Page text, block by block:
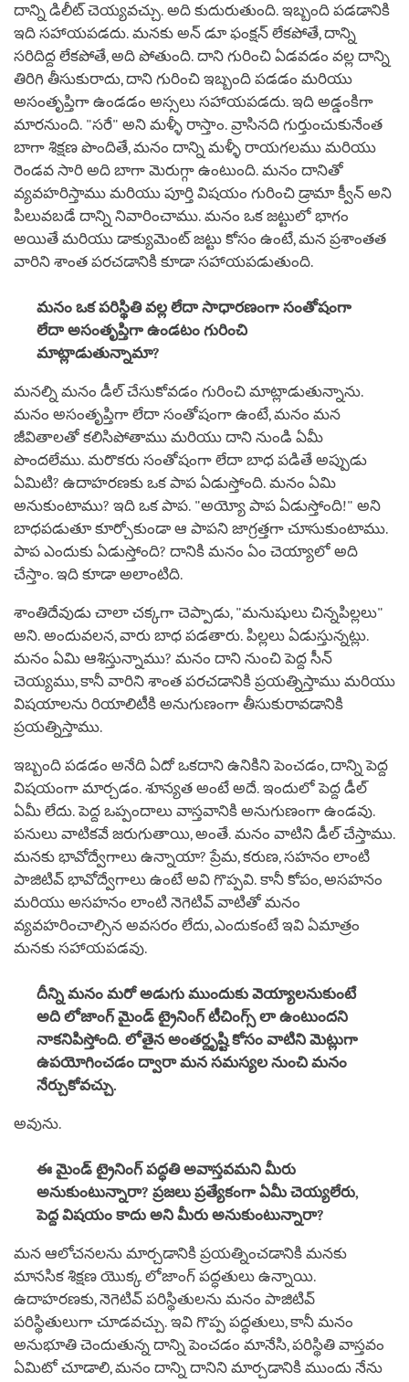
దాన్ని డిలీట్ చెయ్యవచ్చు. అది కుదురుతుంది. ఇబ్బంది పడడానికి
ఇది సహాయపడదు. మనకు అన్ డూ ఫంక్షన్ లేకపోతే, దాన్ని
సరిదిద్ద లేకపోతే, అది పోతుంది. దాని గురించి ఏడవడం వల్ల దాన్ని
తిరిగి తీసుకురాదు, దాని గురించి ఇబ్బంది పడడం మరియు
అసంతృప్తిగా ఉండడం అస్సలు సహాయపడదు. ఇది అడ్డంకిగా
మారనుంది. "సరే" అని మళ్ళీ రాస్తాం. వ్రాసినది గుర్తుంచుకునేంత
బాగా శిక్షణ పొందితే, మనం దాన్ని మళ్ళీ రాయగలము మరియు
రెండవ సారి అది బాగా మెరుగ్గా ఉంటుంది. మనం దానితో
వ్యవహరిస్తాము మరియు పూర్తి విషయం గురించి డ్రామా క్వీన్ అని
పిలువబడే దాన్ని నివారించాము. మనం ఒక జట్టులో భాగం
అయితే మరియు డాక్యుమెంట్ జట్టు కోసం ఉంటే, మన ప్రశాంతత
వారిని శాంత పరచడానికి కూడా సహాయపడుతుంది.
మనం ఒక పరిస్థితి వల్ల లేదా సాధారణంగా సంతోషంగా
లేదా అసంతృప్తిగా ఉండటం గురించి
మాట్లాడుతున్నామా?
మనల్ని మనం డీల్ చేసుకోవడం గురించి మాట్లాడుతున్నాను.
మనం అసంతృప్తిగా లేదా సంతోషంగా ఉంటే, మనం మన
జీవితాలతో కలిసిపోతాము మరియు దాని నుండి ఏమీ
పొందలేము. మరొకరు సంతోషంగా లేదా బాధ పడితే అప్పుడు
ఏమిటి? ఉదాహరణకు ఒక పాప ఏడుస్తోంది. మనం ఏమి
అనుకుంటాము? ఇది ఒక పాప. "అయ్యో పాప ఏడుస్తోంది!" అని
బాధపడుతూ కూర్చోకుండా ఆ పాపని జాగ్రత్తగా చూసుకుంటాము.
పాప ఎందుకు ఏడుస్తోంది? దానికి మనం ఏం చెయ్యాలో అది
చేస్తాం. ఇది కూడా అలాంటిది.
శాంతిదేవుడు చాలా చక్కగా చెప్పాడు, "మనుషులు చిన్నపిల్లలు"
అని. అందువలన, వారు బాధ పడతారు. పిల్లలు ఏడుస్తున్నట్లు.
మనం ఏమి ఆశిస్తున్నాము? మనం దాని నుంచి పెద్ద సీన్
చెయ్యము, కానీ వారిని శాంత పరచడానికి ప్రయత్నిస్తాము మరియు
విషయాలను రియాలిటీకి అనుగుణంగా తీసుకురావడానికి
ప్రయత్నిస్తాము.
ఇబ్బంది పడడం అనేది ఏదో ఒకదాని ఉనికిని పెంచడం, దాన్ని పెద్ద
విషయంగా మార్చడం. శూన్యత అంటే అదే. ఇందులో పెద్ద డీల్
ఏమీ లేదు. పెద్ద ఒప్పందాలు వాస్తవానికి అనుగుణంగా ఉండవు.
పనులు వాటికవే జరుగుతాయి, అంతే. మనం వాటిని డీల్ చేస్తాము.
మనకు భావోద్వేగాలు ఉన్నాయా? ప్రేమ, కరుణ, సహనం లాంటి
పాజిటివ్ భావోద్వేగాలు ఉంటే అవి గొప్పవి. కానీ కోపం, అసహనం
మరియు అసహనం లాంటి నెగెటివ్ వాటితో మనం
వ్యవహరించాల్సిన అవసరం లేదు, ఎందుకంటే ఇవి ఏమాత్రం
మనకు సహాయపడవు.
దీన్ని మనం మరో అడుగు ముందుకు వెయ్యాలనుకుంటే
అది లోజాంగ్ మైండ్ ట్రైనింగ్ టీచింగ్స్ లా ఉంటుందని
నాకనిపిస్తోంది. లోతైన అంతర్దృష్టి కోసం వాటిని మెట్లుగా
ఉపయోగించడం ద్వారా మన సమస్యల నుంచి మనం
నేర్చుకోవచ్చు.
అవును.
ఈ మైండ్ ట్రైనింగ్ పద్ధతి అవాస్తవమని మీరు
అనుకుంటున్నారా? ప్రజలు ప్రత్యేకంగా ఏమీ చెయ్యలేరు,
పెద్ద విషయం కాదు అని మీరు అనుకుంటున్నారా?
మన ఆలోచనలను మార్చడానికి ప్రయత్నించడానికి మనకు
మానసిక శిక్షణ యొక్క లోజాంగ్ పద్ధతులు ఉన్నాయి.
ఉదాహరణకు, నెగెటివ్ పరిస్థితులను మనం పాజిటివ్
పరిస్థితులుగా చూడవచ్చు. ఇవి గొప్ప పద్ధతులు, కానీ మనం
అనుభూతి చెందుతున్న దాన్ని పెంచడం మానేసి, పరిస్థితి వాస్తవం
ఏమిటో చూడాలి, మనం దాన్ని దానిని మార్చడానికి ముందు నేను